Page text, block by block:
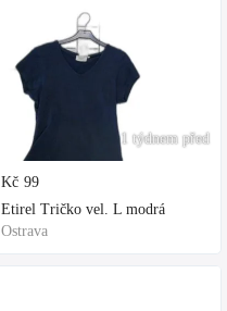
1 týdnem před
Kč 99
Etirel Tričko vel. L modrá
Ostrava